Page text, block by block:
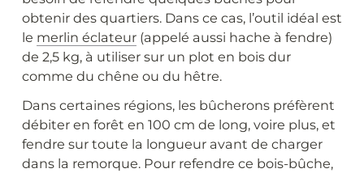
obtenir des quartiers. Dans ce cas, l’outil idéal est
le merlin éclateur(appelé aussi hache à fendre)
de 2,5 kg, à utiliser sur un plot en bois dur
comme du chêne ou du hêtre.
Dans certaines régions, les bûcherons préfèrent
débiter en forêt en 100 cm de long, voire plus, et
fendre sur toute la longueur avant de charger
dans la remorque. Pour refendre ce bois-bûche,